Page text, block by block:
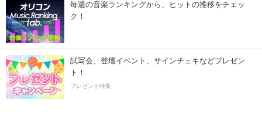
毎週の音楽ランキングから、ヒットの推移をチェッ
ク！
試写会、登壇イベント、サインチェキなどプレゼン
ト！
プレゼント特集